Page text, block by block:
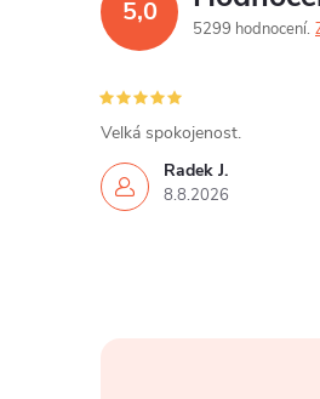
5,0
5299 hodnocení
Radek J.
8.8.2026
Velká spokojenost.